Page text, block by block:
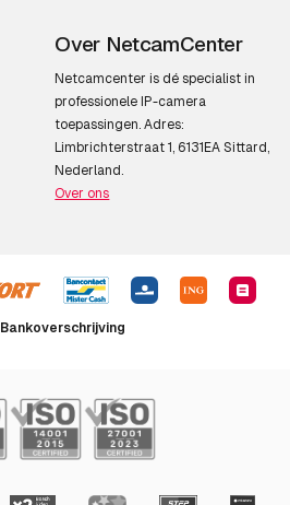
Over NetcamCenter
Netcamcenter is dé specialist in
professionele IP-camera
toepassingen. Adres:
Limbrichterstraat 1, 6131EA Sittard,
Nederland.
Over ons
Bankoverschrijving